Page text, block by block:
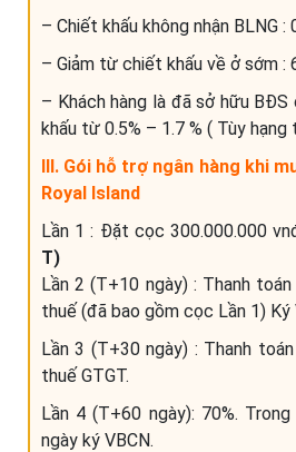
– Chiết khấu không nhận BLNG :
– Giảm từ chiết khấu về ở sớm :
– Khách hàng là đã sở hữu BĐS
khấu từ 0.5% – 1.7 % ( Tùy hạng
III. Gói hỗ trợ ngân hàng khi
Royal Island
Lần 1 : Đặt cọc 300.000.000
T)
Lần 2 (T+10 ngày) : Thanh
thuế (đã bao gồm cọc Lần 1) Ký
Lần 3 (T+30 ngày) : Thanh
thuế GTGT.
Lần 4 (T+60 ngày): 70%.
ngày ký VBCN.